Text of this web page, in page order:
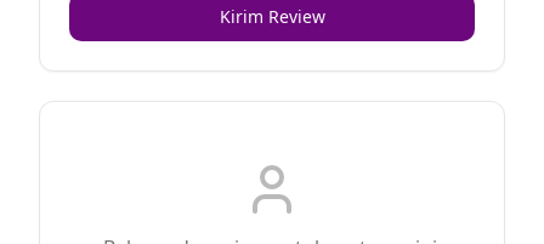
Kirim Review